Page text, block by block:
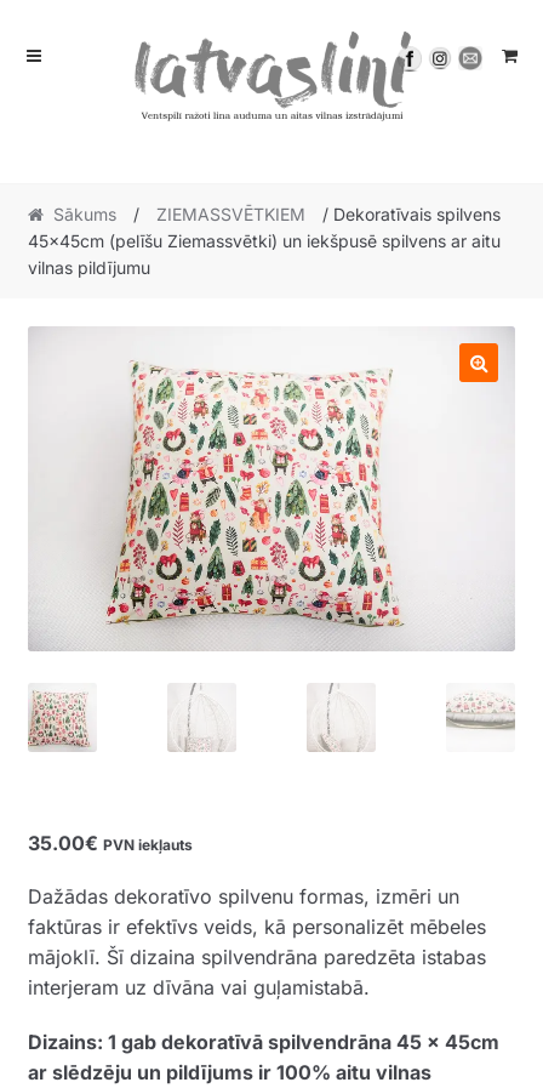
Skip
Skip
Sākums / ZIEMASSVĒTKIEM
/ Dekoratīvais spilvens
45x45cm (pelīšu Ziemassvētki) un iekšpusē spilvens ar aitu
vilnas pildījumu
35.00€ PVN iekļauts
Dažādas dekoratīvo spilvenu formas, izmēri un
faktūras ir efektīvs veids, kā personalizēt mēbeles
mājoklī. Šī dizaina spilvendrāna paredzēta istabas
interjeram uz dīvāna vai guļamistabā.
Dizains: 1 gab dekoratīvā spilvendrāna 45 x 45cm
ar slēdzēju un pildījums ir 100% aitu vilnas